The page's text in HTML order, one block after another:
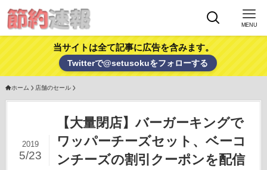
MENU
当サイトは全て記事に広告を含みます。
Twitterで@setusokuをフォローする
ホーム 店舗のセール
【大量閉店】バーガーキングで
ワッパーチーズセット、ベーコ
ンチーズの割引クーポンを配信
2019
5/23